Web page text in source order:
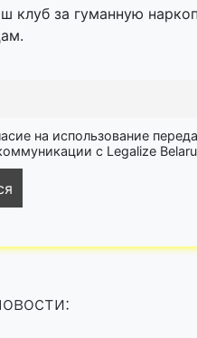
клуб за гуманную
на использование
с Legalize